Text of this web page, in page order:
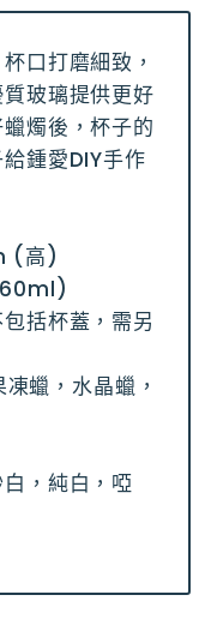
口打磨細致，
玻璃提供更好
燭後，杯子的
鍾愛DIY手作
(高)
括杯蓋，需另
蠟，水晶蠟，
，純白，啞